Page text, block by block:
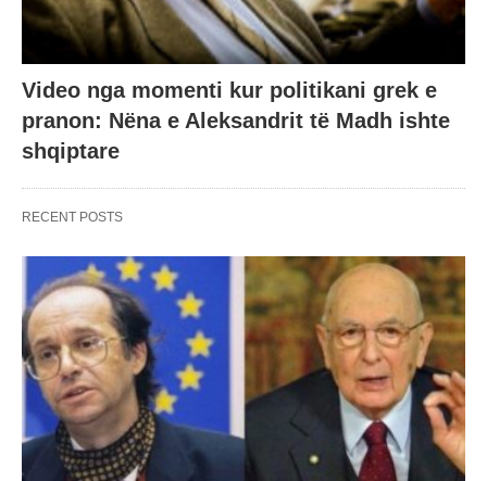
Video nga momenti kur politikani grek e
pranon: Nëna e Aleksandrit të Madh ishte
shqiptare
RECENT POSTS